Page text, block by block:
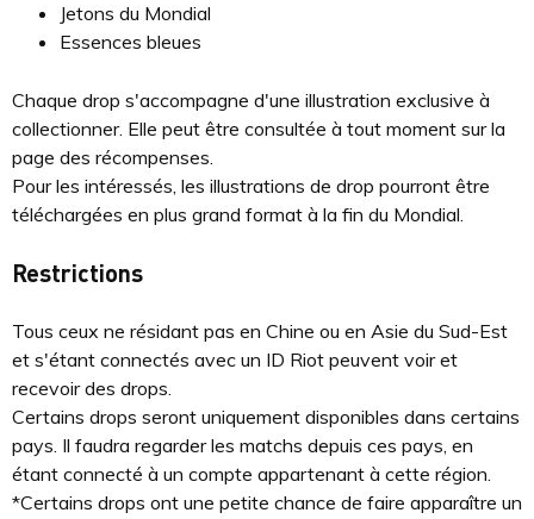
Jetons du Mondial
Essences bleues
Chaque drop s'accompagne d'une illustration exclusive à
collectionner. Elle peut être consultée à tout moment sur la
page des récompenses.
Pour les intéressés, les illustrations de drop pourront être
téléchargées en plus grand format à la fin du Mondial.
Restrictions
Tous ceux ne résidant pas en Chine ou en Asie du Sud-Est
et s'étant connectés avec un ID Riot peuvent voir et
recevoir des drops.
Certains drops seront uniquement disponibles dans certains
pays. Il faudra regarder les matchs depuis ces pays, en
étant connecté à un compte appartenant à cette région.
*Certains drops ont une petite chance de faire apparaître un